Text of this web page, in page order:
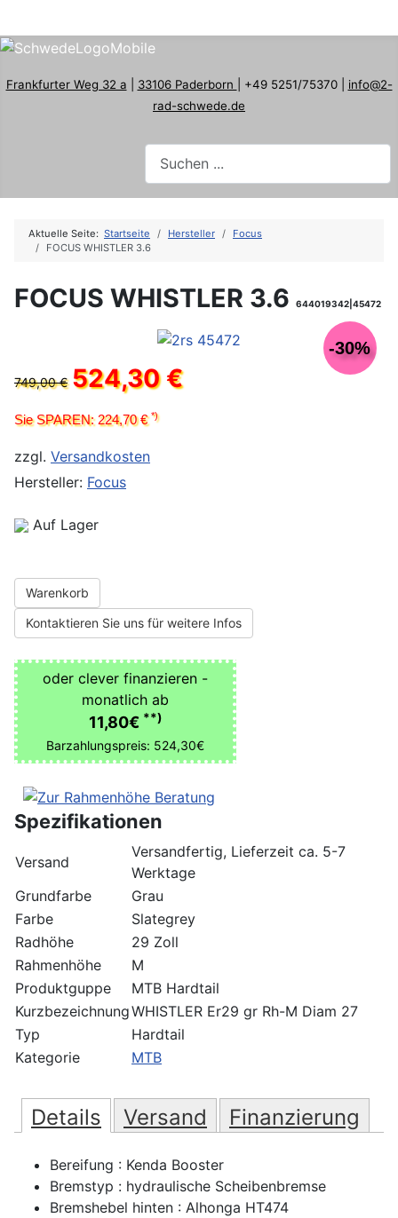
Frankfurter Weg 32 a 33106 Paderborn | +49 5251/75370 | info@2-
rad-schwede.de
Aktuelle Seite: Startseite Hersteller
Focus
FOCUS WHISTLER 3.6
FOCUS WHISTLER 3.6 644019342|45472
-30%
749,00 € 524,30 €
Sie SPAREN: 224,70 €*)
zzgl. Versandkosten
Hersteller: Focus
Auf Lager
Warenkorb
Kontaktieren Sie uns für weitere Infos
oder clever finanzieren -
monatlich ab
11,80€ **)
Barzahlungspreis: 524,30€
Spezifikationen
Versand
Versandfertig, Lieferzeit ca. 5-7
Werktage
Grundfarbe
Grau
Farbe
Slategrey
Radhöhe
29 Zoll
Rahmenhöhe
M
Produktguppe
MTB Hardtail
KurzbezeichnungWHISTLER Er29 gr Rh-M Diam 27
Typ
Hardtail
Kategorie
MTB
Details Versand Finanzierung
Bereifung : Kenda Booster
Bremstyp : hydraulische Scheibenbremse
Bremshebel hinten : Alhonga HT474